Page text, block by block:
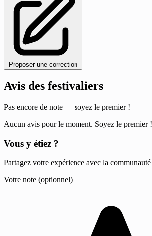
Proposer une correction
Avis des festivaliers
Pas encore de note — soyez le premier !
Aucun avis pour le moment. Soyez le premier !
Vous y étiez ?
Partagez votre expérience avec la communauté
Votre note (optionnel)